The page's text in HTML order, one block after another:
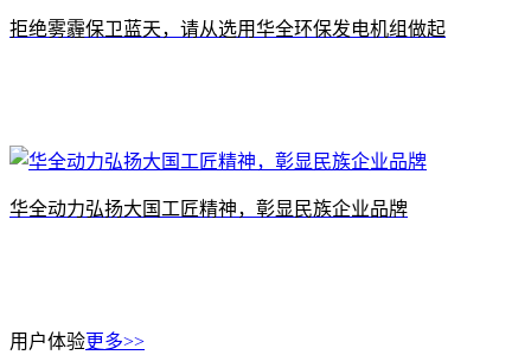
拒绝雾霾保卫蓝天，请从选用华全环保发电机组做起
华全动力弘扬大国工匠精神，彰显民族企业品牌
用户体验更多>>